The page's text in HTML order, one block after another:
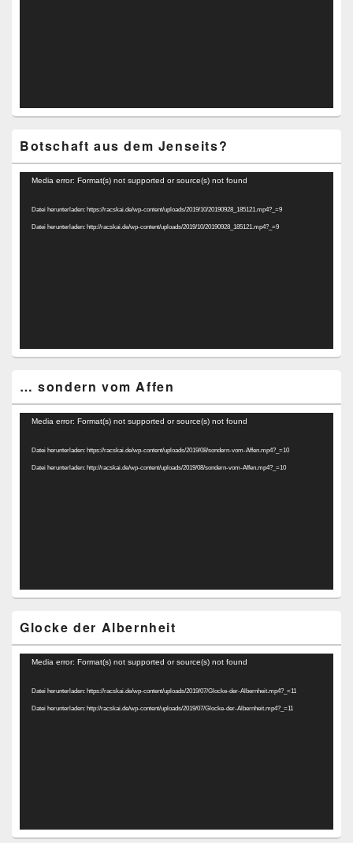
Botschaft aus dem Jenseits?
Video-
Media error: Format(s) not supported or source(s) not found
Datei herunterladen: https://racskai.de/wp-content/uploads/2019/10/20190928_185121.mp4?_=9
Datei herunterladen: http://racskai.de/wp-content/uploads/2019/10/20190928_185121.mp4?_=9
… sondern vom Affen
Video-
Media error: Format(s) not supported or source(s) not found
Datei herunterladen: https://racskai.de/wp-content/uploads/2019/08/sondern-vom-Affen.mp4?_=10
Datei herunterladen: http://racskai.de/wp-content/uploads/2019/08/sondern-vom-Affen.mp4?_=10
Glocke der Albernheit
Video-
Media error: Format(s) not supported or source(s) not found
Datei herunterladen: https://racskai.de/wp-content/uploads/2019/07/Glocke-der-Albernheit.mp4?_=11
Datei herunterladen: http://racskai.de/wp-content/uploads/2019/07/Glocke-der-Albernheit.mp4?_=11